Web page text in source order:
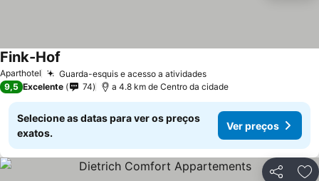
Aparthotel Guarda-esquis e acesso a atividadesVer preços
Fink-Hof
9,5 Excelente 74 a 4.8 km de Centro da cidade
Selecione as datas para ver os preços
exatos.
Ver preços
Partilhar